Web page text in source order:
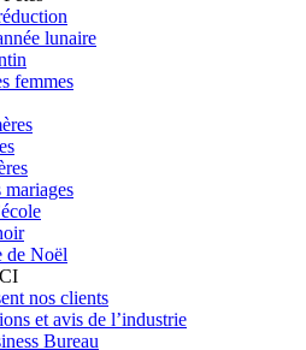
lunaire
femmes
mariages
de Noël
nos clients
et avis de l’industrie
Bureau